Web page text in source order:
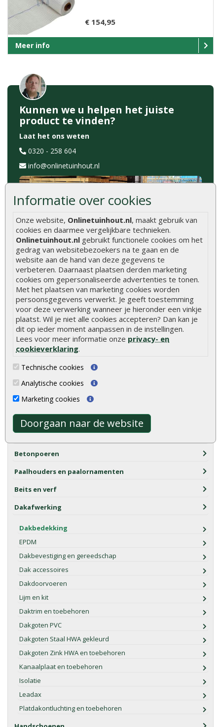
Informatie over cookies
Onze website, Onlinetuinhout.nl, maakt gebruik van
cookies en daarmee vergelijkbare technieken.
Onlinetuinhout.nl gebruikt functionele cookies om het
gedrag van websitebezoekers na te gaan en de
website aan de hand van deze gegevens te
verbeteren. Daarnaast plaatsen derden marketing
cookies om gepersonaliseerde advertenties te tonen.
Met het plaatsen van marketing cookies worden
persoonsgegevens verwerkt. Je geeft toestemming
voor deze verwerking wanneer je hieronder een vinkje
plaatst. Wil je niet alle cookies accepteren? Dan kan je
dit op ieder moment aanpassen in de instellingen.
Lees voor meer informatie onze privacy- en
cookieverklaring.
Technische cookies
Analytische cookies
Marketing cookies
Doorgaan naar de website
Categorieën
Schroeven
Daktrim en kraaltrim
Flenskopschroeven
Bouten en moeren
Pluggen
Gereedschap
Hang en sluitwerk
Balk- en regeldragers
Betonpoeren
Paalhouders en paalornamenten
Beits en verf
Dakafwerking
Dakbedekking
EPDM
Dakbevestiging en gereedschap
Dak accessoires
Dakdoorvoeren
Lijm en kit
Daktrim en toebehoren
Dakgoten PVC
Dakgoten Staal HWA gekleurd
Dakgoten Zink HWA en toebehoren
Kanaalplaat en toebehoren
Isolatie
Leadax
Platdakontluchting en toebehoren
€ 154,95
Meer info
Kunnen we u helpen het juiste
product te vinden?
Laat het ons weten
0320 - 258 604
info@onlinetuinhout.nl